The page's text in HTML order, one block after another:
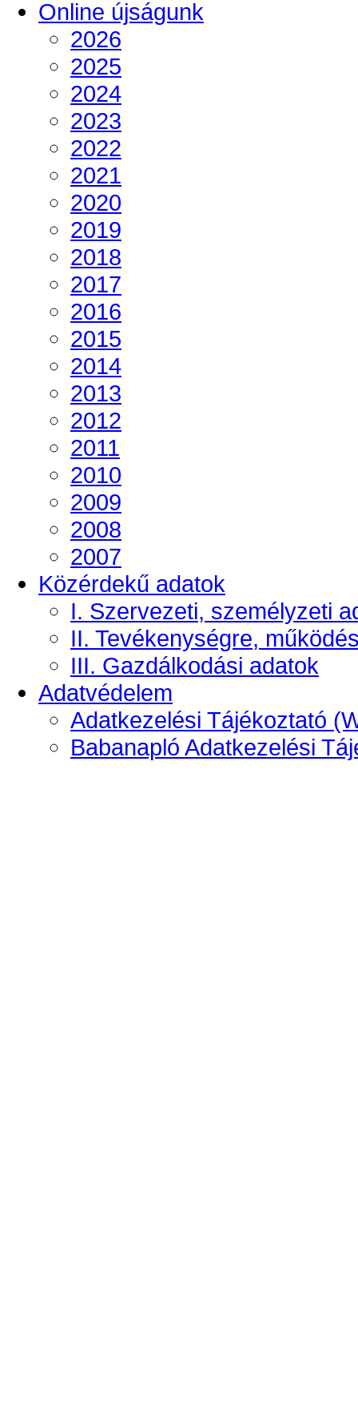
Online újságunk
2026
2025
2024
2023
2022
2021
2020
2019
2018
2017
2016
2015
2014
2013
2012
2011
2010
2009
2008
2007
Közérdekű adatok
I. Szervezeti, személyzeti
II. Tevékenységre,
III. Gazdálkodási adatok
Adatvédelem
Adatkezelési Tájékoztató
Babanapló Adatkezelési